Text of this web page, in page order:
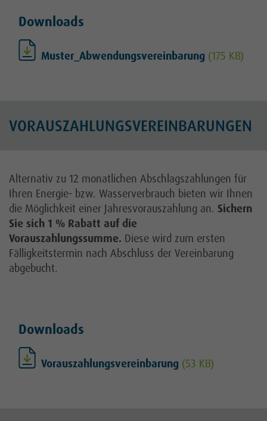
Downloads
Muster_Abwendungsvereinbarung (175 KB)
VORAUSZAHLUNGSVEREINBARUNGEN
Alternativ zu 12 monatlichen Abschlagszahlungen für
Ihren Energie- bzw. Wasserverbrauch bieten wir Ihnen
die Möglichkeit einer Jahresvorauszahlung an. Sichern
Sie sich 1 % Rabatt auf die
Vorauszahlungssumme. Diese wird zum ersten
Fälligkeitstermin nach Abschluss der Vereinbarung
abgebucht.
Downloads
Vorauszahlungsvereinbarung (53 KB)